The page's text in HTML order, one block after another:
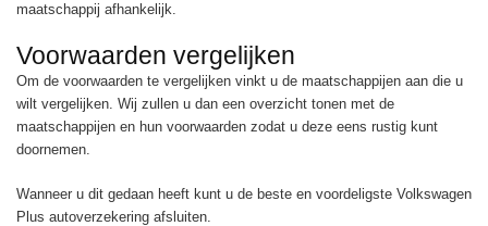
maatschappij afhankelijk.
Voorwaarden vergelijken
Om de voorwaarden te vergelijken vinkt u de maatschappijen aan die u
wilt vergelijken. Wij zullen u dan een overzicht tonen met de
maatschappijen en hun voorwaarden zodat u deze eens rustig kunt
doornemen.
Wanneer u dit gedaan heeft kunt u de beste en voordeligste Volkswagen
Plus autoverzekering afsluiten.